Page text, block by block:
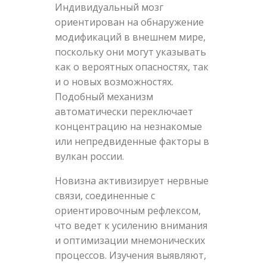
Индивидуальный мозг
ориентирован на обнаружение
модификаций в внешнем мире,
поскольку они могут указывать
как о вероятных опасностях, так
и о новых возможностях.
Подобный механизм
автоматически переключает
концентрацию на незнакомые
или непредвиденные факторы в
вулкан россии.
Новизна активизирует нервные
связи, соединенные с
ориентировочным рефлексом,
что ведет к усилению внимания
и оптимизации мнемонических
процессов. Изучения выявляют,